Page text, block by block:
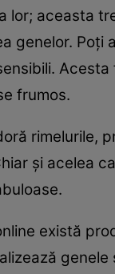
lor; aceasta
genelor. Poți
frumos.
rimelurile,
și acelea
există